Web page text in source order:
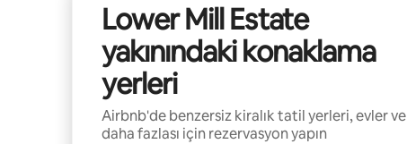
Lower Mill Estate
yakınındaki konaklama
yerleri
Airbnb'de benzersiz kiralık tatil yerleri, evler ve
daha fazlası için rezervasyon yapın